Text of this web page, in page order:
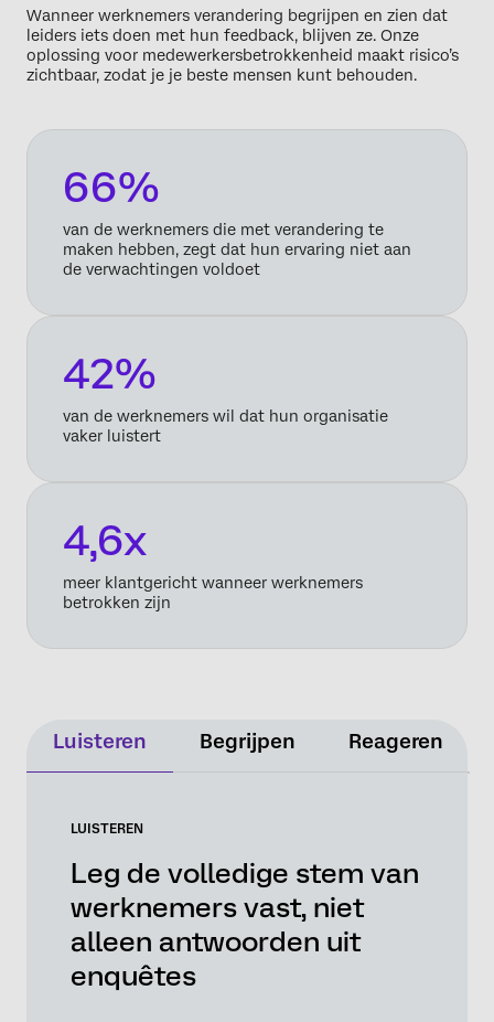
Wanneer werknemers verandering begrijpen en zien dat
leiders iets doen met hun feedback, blijven ze. Onze
oplossing voor medewerkersbetrokkenheid maakt risico’s
zichtbaar, zodat je je beste mensen kunt behouden.
66%
van de werknemers die met verandering te
maken hebben, zegt dat hun ervaring niet aan
de verwachtingen voldoet
42%
van de werknemers wil dat hun organisatie
vaker luistert
4,6x
meer klantgericht wanneer werknemers
betrokken zijn
Luisteren Begrijpen Reageren
LUISTEREN
Leg de volledige stem van
werknemers vast, niet
alleen antwoorden uit
enquêtes